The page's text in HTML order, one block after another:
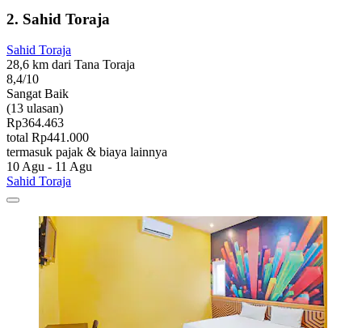
2. Sahid Toraja
Sahid Toraja
28,6 km dari Tana Toraja
8,4/10
Sangat Baik
(13 ulasan)
Rp364.463
total Rp441.000
termasuk pajak & biaya lainnya
10 Agu - 11 Agu
Sahid Toraja